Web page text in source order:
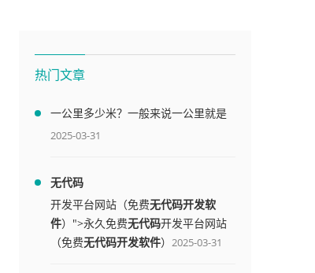
热门文章
一公里多少米？一般来说一公里就是
1000米
2025-03-31
无代码
开发平台网站（免费无代码开发软
件）">永久免费无代码开发平台网站
（免费无代码开发软件） 2025-03-31